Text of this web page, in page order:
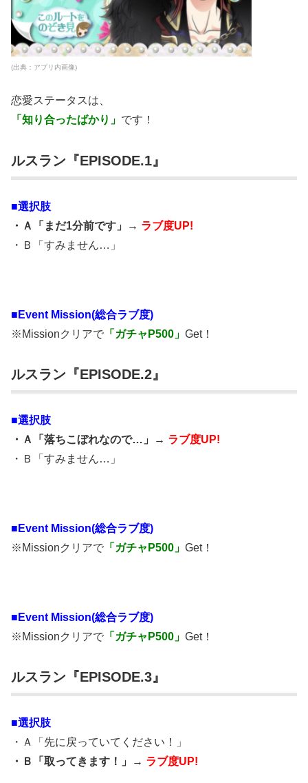
(出典：アプリ内画像)
恋愛ステータスは、
「知り合ったばかり」 です！
ルスラン『EPISODE.1』
■選択肢
・Ａ「まだ1分前です」→ ラブ度UP!
・Ｂ「すみません…」
■ Event Mission(総合ラブ度)
※Missionクリアで 「ガチャP500」 Get！
ルスラン『EPISODE.2』
■選択肢
・Ａ「落ちこぼれなので…」→ ラブ度UP!
・Ｂ「すみません…」
■ Event Mission(総合ラブ度)
※Missionクリアで 「ガチャP500」 Get！
■ Event Mission(総合ラブ度)
※Missionクリアで 「ガチャP500」 Get！
ルスラン『EPISODE.3』
■選択肢
・Ａ「先に戻っていてください！」
・Ｂ「取ってきます！」→ ラブ度UP!